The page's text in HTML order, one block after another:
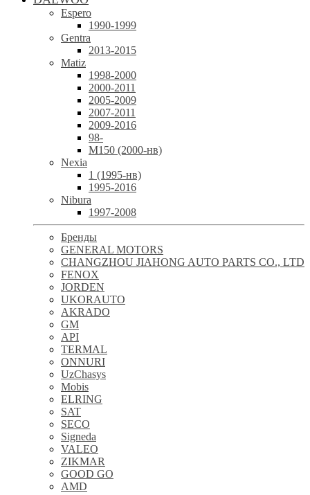
Espero
1990-1999
Gentra
2013-2015
Matiz
1998-2000
2000-2011
2005-2009
2007-2011
2009-2016
98-
М150 (2000-нв)
Nexia
1 (1995-нв)
1995-2016
Nibura
1997-2008
Бренды
GENERAL MOTORS
CHANGZHOU JIAHONG AUTO PARTS CO., LTD
FENOX
JORDEN
UKORAUTO
AKRADO
GM
API
TERMAL
ONNURI
UzChasys
Mobis
ELRING
SAT
SECO
Signeda
VALEO
ZIKMAR
GOOD GO
AMD